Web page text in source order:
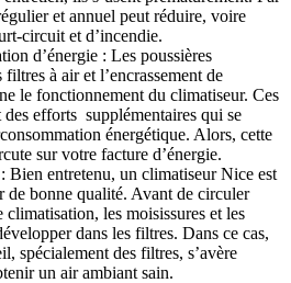
et annuel peut réduire, voire
circuit et d’incendie.
d’énergie : Les poussières
filtres à air et l’encrassement de
le fonctionnement du climatiseur. Ces
des efforts supplémentaires qui se
énergétique. Alors, cette
sur votre facture d’énergie.
Bien entretenu, un climatiseur Nice est
de bonne qualité. Avant de circuler
climatisation, les moisissures et les
dans les filtres. Dans ce cas,
spécialement des filtres, s’avère
un air ambiant sain.